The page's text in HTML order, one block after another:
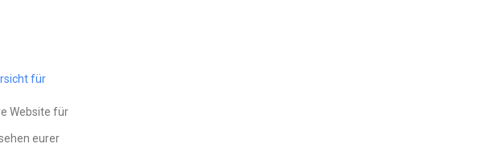
für
Website für
eurer